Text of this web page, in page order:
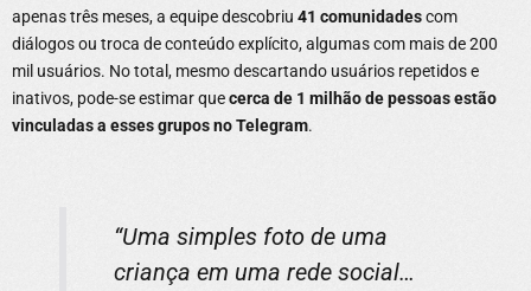
apenas três meses, a equipe descobriu 41 comunidadescom
diálogos ou troca de conteúdo explícito, algumas com mais de 200
mil usuários. No total, mesmo descartando usuários repetidos e
inativos, pode-se estimar quecerca de 1 milhão de pessoas estão
vinculadas a esses grupos no Telegram.
“Uma simples foto de uma
criança em uma rede social…